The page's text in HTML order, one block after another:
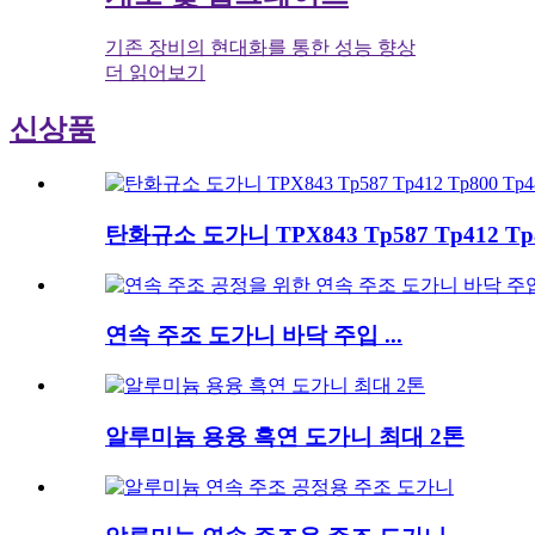
기존 장비의 현대화를 통한 성능 향상
더 읽어보기
신상품
탄화규소 도가니 TPX843 Tp587 Tp412
연속 주조 도가니 바닥 주입 ...
알루미늄 용융 흑연 도가니 최대 2톤